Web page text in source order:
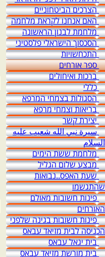
הצרכים הביטחוניים
האם אנחנו לקראת מלחמה
מלחמת לבנון הראשונה
הסכסוך הישראלי פלסטיני
התכחשויות
ספר אורחים
ברכות ואיחולים
כללי
הסגולות בצמחי המרפא
בריאות וצמחי מרפא
יצירת קשר
سيرة نبي الله شعيب عليه
السلام
מלחמת ששת הימים
מבצע שלום הגליל
שעת האפס..נבואות
שהתגשמו
פינות חשובות מאולם
האורחים
פינות חשובות בגינה שלפני
הכניסה לבית מזיאד עבאס
בית יגאל עבאס
בית מורשת מזיאד עבאס